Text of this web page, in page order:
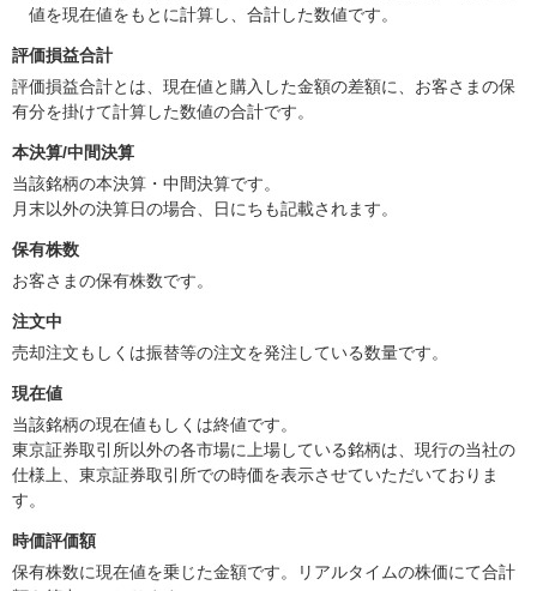
値を現在値をもとに計算し、合計した数値です。
評価損益合計
評価損益合計とは、現在値と購入した金額の差額に、お客さまの保
有分を掛けて計算した数値の合計です。
本決算/中間決算
当該銘柄の本決算・中間決算です。
月末以外の決算日の場合、日にちも記載されます。
保有株数
お客さまの保有株数です。
注文中
売却注文もしくは振替等の注文を発注している数量です。
現在値
当該銘柄の現在値もしくは終値です。
東京証券取引所以外の各市場に上場している銘柄は、現行の当社の
仕様上、東京証券取引所での時価を表示させていただいておりま
す。
時価評価額
保有株数に現在値を乗じた金額です。リアルタイムの株価にて合計